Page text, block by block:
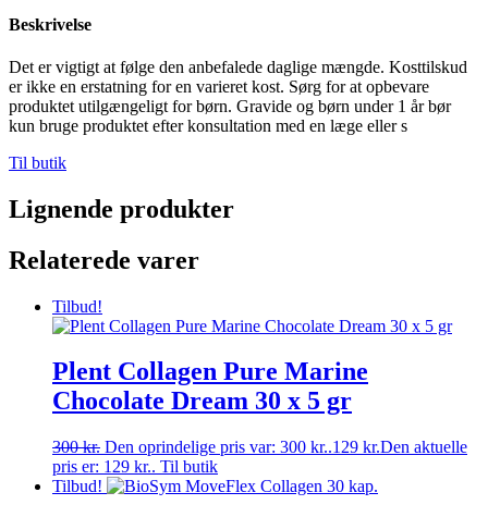
Beskrivelse
Det er vigtigt at følge den anbefalede daglige mængde. Kosttilskud
er ikke en erstatning for en varieret kost. Sørg for at opbevare
produktet utilgængeligt for børn. Gravide og børn under 1 år bør
kun bruge produktet efter konsultation med en læge eller s
Til butik
Lignende produkter
Relaterede varer
Tilbud!
Plent Collagen Pure Marine
Chocolate Dream 30 x 5 gr
300kr. Den oprindelige pris var: 300 kr..129 kr.Den aktuelle
pris er: 129 kr.. Til butik
Tilbud!